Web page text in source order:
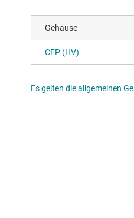
Gehäuse
CFP (HV)
Es gelten die allgemeinen